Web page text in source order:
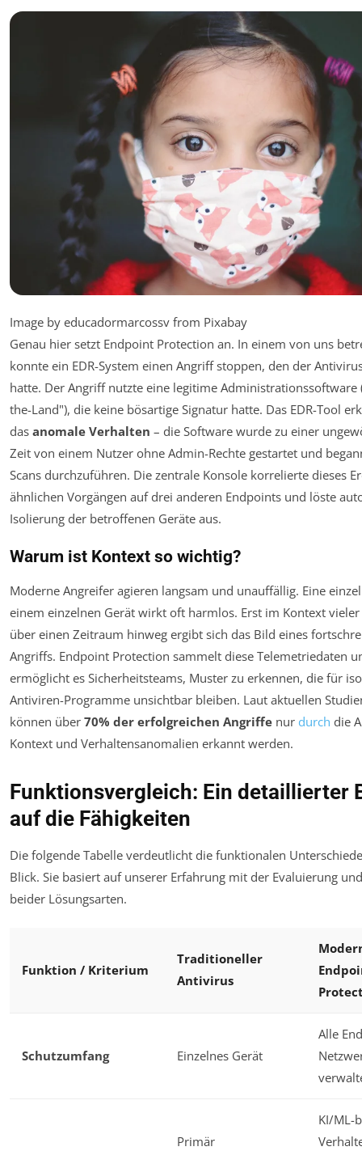
Image by educadormarcossv from Pixabay
Genau hier setzt Endpoint Protection an. In einem von uns
konnte ein EDR-System einen Angriff stoppen, den der
hatte. Der Angriff nutzte eine legitime Administrationssoftware
the-Land"), die keine bösartige Signatur hatte. Das EDR-Tool
das anomale Verhalten – die Software wurde zu einer
Zeit von einem Nutzer ohne Admin-Rechte gestartet und
Scans durchzuführen. Die zentrale Konsole korrelierte dieses
ähnlichen Vorgängen auf drei anderen Endpoints und löste
Isolierung der betroffenen Geräte aus.
Warum ist Kontext so wichtig?
Moderne Angreifer agieren langsam und unauffällig. Eine
einem einzelnen Gerät wirkt oft harmlos. Erst im Kontext
über einen Zeitraum hinweg ergibt sich das Bild eines
Angriffs. Endpoint Protection sammelt diese Telemetriedaten
ermöglicht es Sicherheitsteams, Muster zu erkennen, die für
Antiviren-Programme unsichtbar bleiben. Laut aktuellen
können über 70% der erfolgreichen Angriffe nur durch die
Kontext und Verhaltensanomalien erkannt werden.
Funktionsvergleich: Ein detaillierter
auf die Fähigkeiten
Die folgende Tabelle verdeutlicht die funktionalen
Blick. Sie basiert auf unserer Erfahrung mit der Evaluierung
beider Lösungsarten.
Funktion / Kriterium
Traditioneller
Antivirus
Schutzumfang Einzelnes Gerät
Alle
Primär
KI/ML-